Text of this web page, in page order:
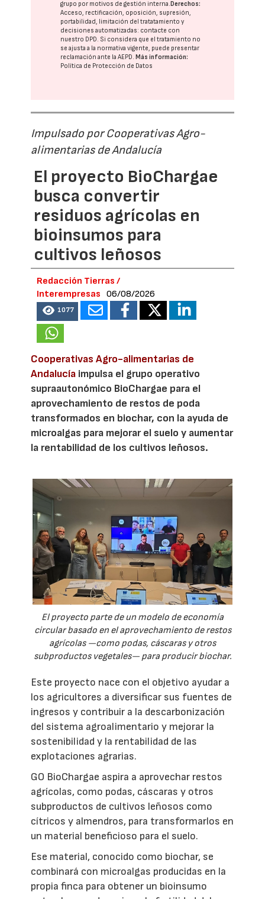
grupo por motivos de gestión interna. Derechos:
Acceso, rectificación, oposición, supresión,
portabilidad, limitación del tratatamiento y
decisiones automatizadas: contacte con
nuestro DPD. Si considera que el tratamiento no
se ajusta a la normativa vigente, puede presentar
reclamación ante laAEPD. Más información:
Política de Protección de Datos
Impulsado por Cooperativas Agro-
alimentarias de Andalucía
El proyecto BioChargae
busca convertir
residuos agrícolas en
bioinsumos para
cultivos leñosos
Redacción Tierras /
Interempresas
06/08/2026
1077
Cooperativas Agro-alimentarias de
Andalucía impulsa el grupo operativo
supraautonómico BioChargae para el
aprovechamiento de restos de poda
transformados en biochar, con la ayuda de
microalgas para mejorar el suelo y aumentar
la rentabilidad de los cultivos leñosos.
El proyecto parte de un modelo de economía
circular basado en el aprovechamiento de restos
agrícolas —como podas, cáscaras y otros
subproductos vegetales— para producir biochar.
Este proyecto nace con el objetivo ayudar a
los agricultores a diversificar sus fuentes de
ingresos y contribuir a la descarbonización
del sistema agroalimentario y mejorar la
sostenibilidad y la rentabilidad de las
explotaciones agrarias.
GO BioChargae aspira a aprovechar restos
agrícolas, como podas, cáscaras y otros
subproductos de cultivos leñosos como
cítricos y almendros, para transformarlos en
un material beneficioso para el suelo.
Ese material, conocido como biochar, se
combinará con microalgas producidas en la
propia finca para obtener un bioinsumo